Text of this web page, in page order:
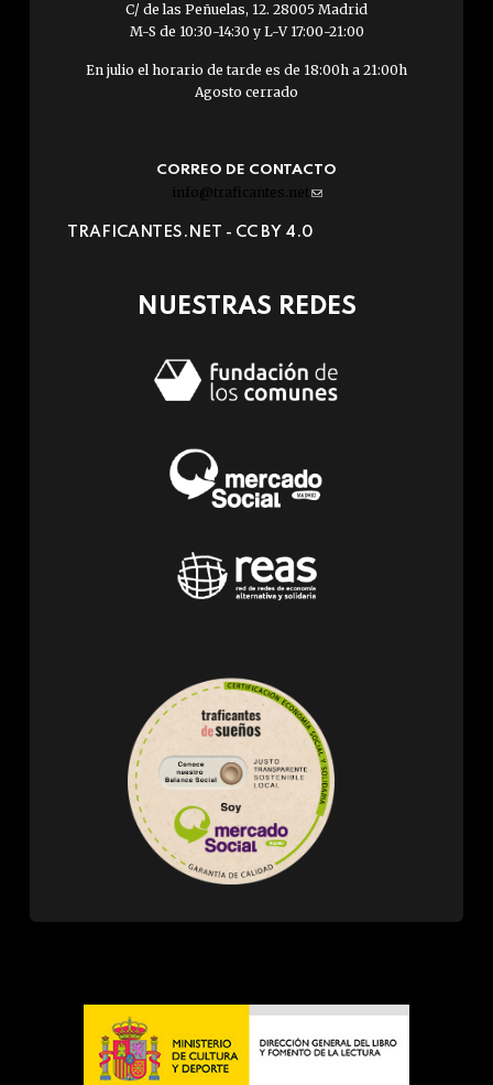
C/ de las Peñuelas, 12. 28005 Madrid
M-S de 10:30-14:30 y L-V 17:00-21:00
En julio el horario de tarde es de 18:00h a 21:00h
Agosto cerrado
CORREO DE CONTACTO
info@traficantes.net (link
e-
TRAFICANTES.NET - CC BY 4.0
NUESTRAS REDES